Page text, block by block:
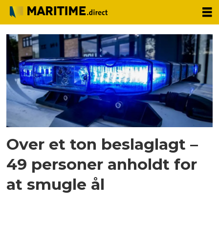
Tag:
europol
Over et ton beslaglagt –
49 personer anholdt for
at smugle ål